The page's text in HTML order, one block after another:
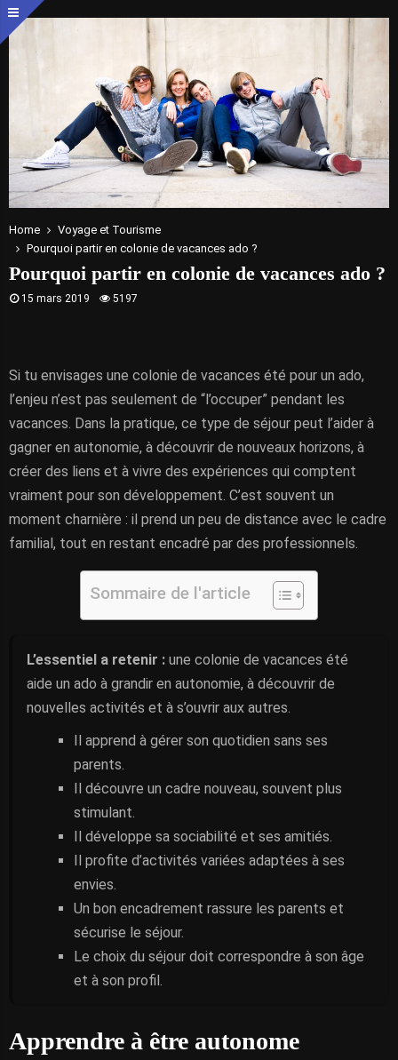
Home
Voyage et Tourisme
Pourquoi partir en colonie de vacances ado ?
Pourquoi partir en colonie de vacances ado ?
15 mars 2019 5197
Si tu envisages une colonie de vacances été pour un ado,
l’enjeu n’est pas seulement de “l’occuper” pendant les
vacances. Dans la pratique, ce type de séjour peut l’aider à
gagner en autonomie, à découvrir de nouveaux horizons, à
créer des liens et à vivre des expériences qui comptent
vraiment pour son développement. C’est souvent un
moment charnière : il prend un peu de distance avec le cadre
familial, tout en restant encadré par des professionnels.
Sommaire de l'article
L’essentiel a retenir : une colonie de vacances été
aide un ado à grandir en autonomie, à découvrir de
nouvelles activités et à s’ouvrir aux autres.
Il apprend à gérer son quotidien sans ses
parents.
Il découvre un cadre nouveau, souvent plus
stimulant.
Il développe sa sociabilité et ses amitiés.
Il profite d’activités variées adaptées à ses
envies.
Un bon encadrement rassure les parents et
sécurise le séjour.
Le choix du séjour doit correspondre à son âge
et à son profil.
Apprendre à être autonome